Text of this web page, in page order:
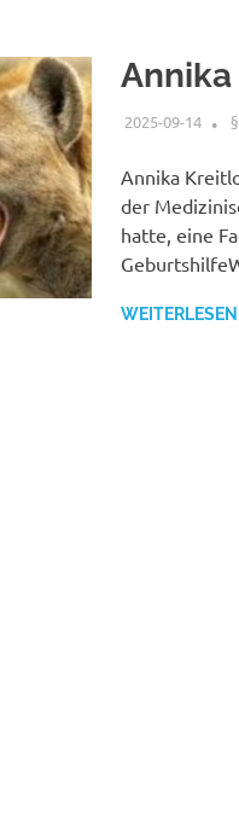
2025-09-14
Annika
der
hatte, eine
WEITERLESEN